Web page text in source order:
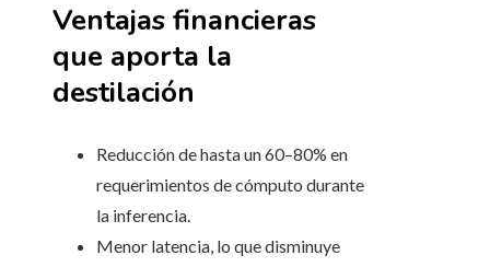
Ventajas financieras
que aporta la
destilación
Reducción de hasta un 60–80% en
requerimientos de cómputo durante
la inferencia.
Menor latencia, lo que disminuye